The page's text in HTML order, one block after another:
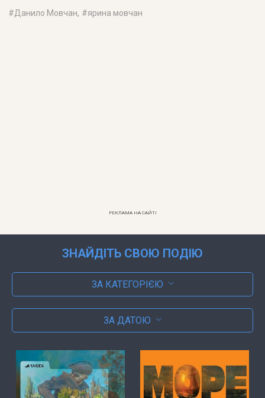
#Данило Мовчан, #ярина мовчан
РЕКЛАМА НА САЙТІ
ЗНАЙДІТЬ СВОЮ ПОДІЮ
ЗА КАТЕГОРІЄЮ
ЗА ДАТОЮ